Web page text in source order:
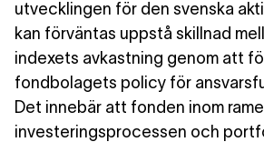
utvecklingen för den svenska
kan förväntas uppstå skillnad
indexets avkastning genom att
fondbolagets policy för
Det innebär att fonden inom
investeringsprocessen och